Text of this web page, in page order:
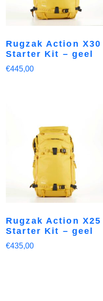
Rugzak Action X30
Starter Kit – geel
€445,00
Rugzak Action X25
Starter Kit – geel
€435,00